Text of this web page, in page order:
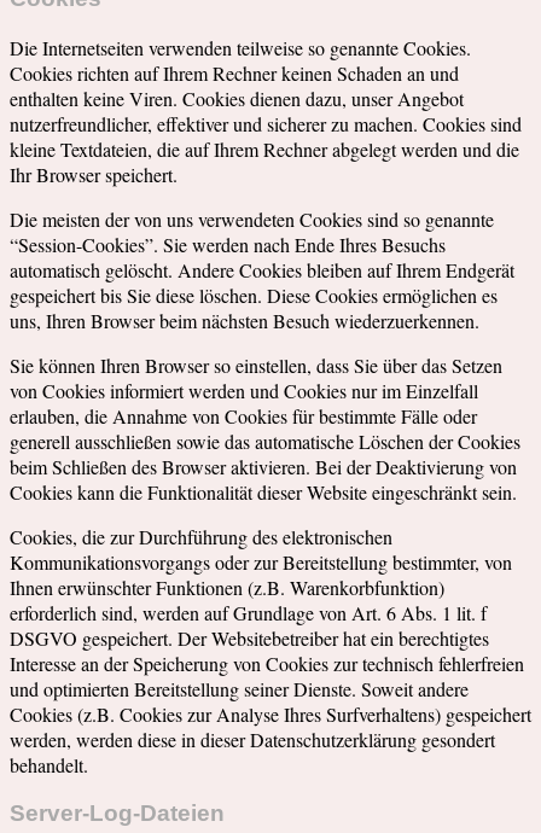
Die Internetseiten verwenden teilweise so genannte Cookies.
Cookies richten auf Ihrem Rechner keinen Schaden an und
enthalten keine Viren. Cookies dienen dazu, unser Angebot
nutzerfreundlicher, effektiver und sicherer zu machen. Cookies sind
kleine Textdateien, die auf Ihrem Rechner abgelegt werden und die
Ihr Browser speichert.
Die meisten der von uns verwendeten Cookies sind so genannte
“Session-Cookies”. Sie werden nach Ende Ihres Besuchs
automatisch gelöscht. Andere Cookies bleiben auf Ihrem Endgerät
gespeichert bis Sie diese löschen. Diese Cookies ermöglichen es
uns, Ihren Browser beim nächsten Besuch wiederzuerkennen.
Sie können Ihren Browser so einstellen, dass Sie über das Setzen
von Cookies informiert werden und Cookies nur im Einzelfall
erlauben, die Annahme von Cookies für bestimmte Fälle oder
generell ausschließen sowie das automatische Löschen der Cookies
beim Schließen des Browser aktivieren. Bei der Deaktivierung von
Cookies kann die Funktionalität dieser Website eingeschränkt sein.
Cookies, die zur Durchführung des elektronischen
Kommunikationsvorgangs oder zur Bereitstellung bestimmter, von
Ihnen erwünschter Funktionen (z.B. Warenkorbfunktion)
erforderlich sind, werden auf Grundlage von Art. 6 Abs. 1 lit. f
DSGVO gespeichert. Der Websitebetreiber hat ein berechtigtes
Interesse an der Speicherung von Cookies zur technisch fehlerfreien
und optimierten Bereitstellung seiner Dienste. Soweit andere
Cookies (z.B. Cookies zur Analyse Ihres Surfverhaltens) gespeichert
werden, werden diese in dieser Datenschutzerklärung gesondert
behandelt.
Server-Log-Dateien